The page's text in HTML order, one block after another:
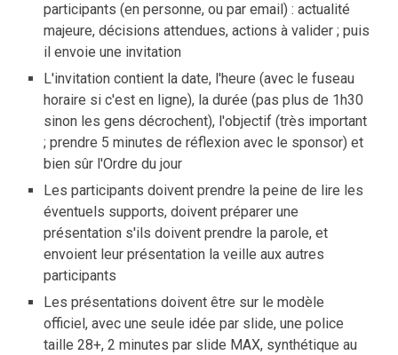
participants (en personne, ou par email) : actualité
majeure, décisions attendues, actions à valider ; puis
il envoie une invitation
L'invitation contient la date, l'heure (avec le fuseau
horaire si c'est en ligne), la durée (pas plus de 1h30
sinon les gens décrochent), l'objectif (très important
; prendre 5 minutes de réflexion avec le sponsor) et
bien sûr l'Ordre du jour
Les participants doivent prendre la peine de lire les
éventuels supports, doivent préparer une
présentation s'ils doivent prendre la parole, et
envoient leur présentation la veille aux autres
participants
Les présentations doivent être sur le modèle
officiel, avec une seule idée par slide, une police
taille 28+, 2 minutes par slide MAX, synthétique au